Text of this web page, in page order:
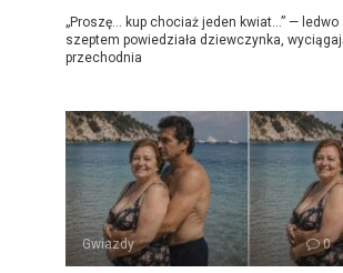
„Proszę… kup chociaż jeden kwiat…” — ledwo
szeptem powiedziała dziewczynka,
przechodnia
Gwiazdy 0